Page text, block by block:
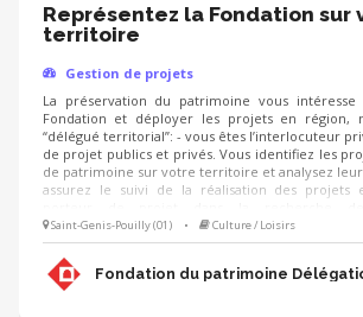
Représentez la Fondation sur
territoire
Gestion de projets
La préservation du patrimoine vous
Fondation et déployer les projets en région,
“délégué territorial”: - vous êtes l’interlocuteur
de projet publics et privés. Vous identifiez les
de patrimoine sur votre territoire et analysez
assurez le suivi de la réalisation des projets
communication, l'animation de sa collecte,
projet. - Vous contribuez au développement
ressources (mécènes, donateurs, partenariats,
les actions de la Fondation.
Saint-Genis-Pouilly (01) • Culture / Loisirs
Fondation du patrimoine